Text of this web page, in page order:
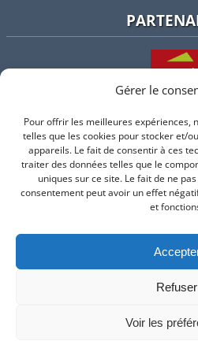
Gérer le
Pour offrir les meilleures expériences,
telles que les cookies pour stocker et/
appareils. Le fait de consentir à ces
traiter des données telles que le
uniques sur ce site. Le fait de ne
consentement peut avoir un effet
et
Refuser
Voir les
Suivez-nous sur
Site